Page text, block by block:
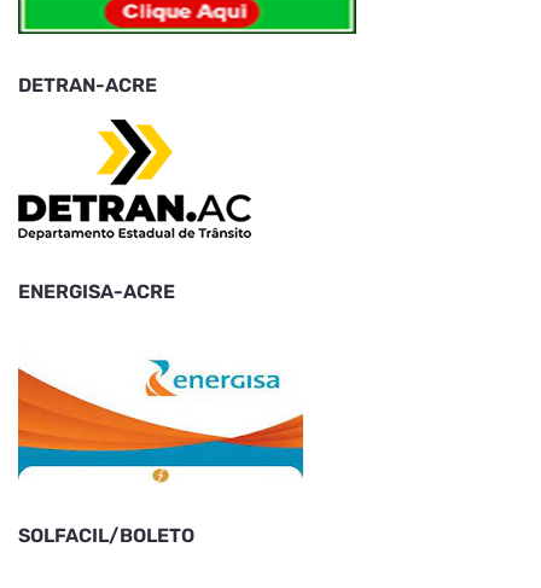
DETRAN-ACRE
ENERGISA-ACRE
SOLFACIL/BOLETO